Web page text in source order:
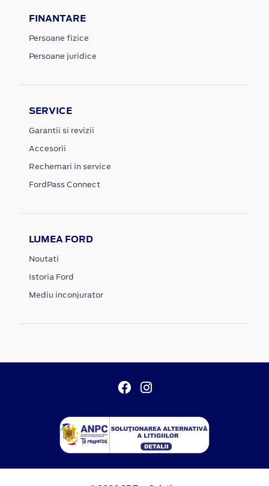
FINANTARE
Persoane fizice
Persoane juridice
SERVICE
Garantii si revizii
Accesorii
Rechemari in service
FordPass Connect
LUMEA FORD
Noutati
Istoria Ford
Mediu inconjurator